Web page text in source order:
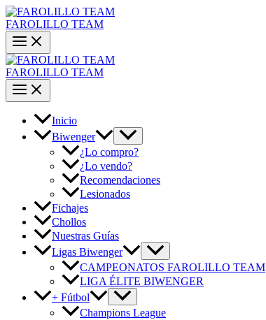
Ir
al
contenido
FAROLILLO TEAM
FAROLILLO TEAM
Inicio
Biwenger
¿Lo compro?
¿Lo vendo?
Recomendaciones
Lesionados
Fichajes
Chollos
Nuestras Guías
Ligas Biwenger
CAMPEONATOS FAROLILLO TEAM
LIGA ÉLITE BIWENGER
+ Fútbol
Champions League